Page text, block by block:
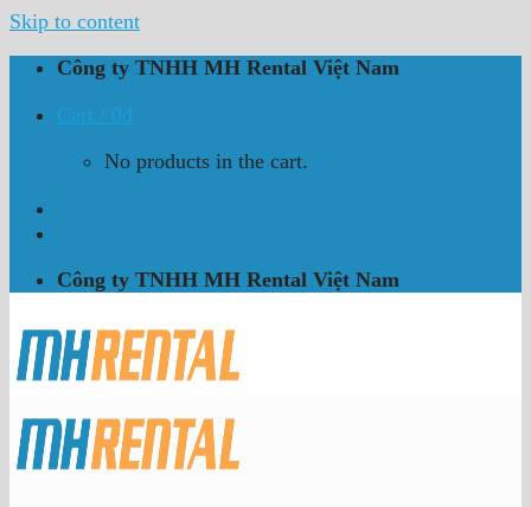
Skip to content
Công ty TNHH MH Rental Việt Nam
Cart / 0₫
No products in the cart.
Công ty TNHH MH Rental Việt Nam